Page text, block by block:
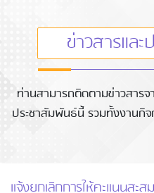
ข่าวสารแล
ท่านสามารถติดตามข่าวสาร
ประชาสัมพันธ์นี้ รวมทั้งงานกิจ
แจ้งยกเลิกการให้คะแนนสะ